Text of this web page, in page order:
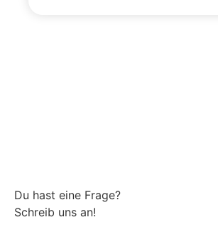
Du hast eine Frage?
Schreib uns an!